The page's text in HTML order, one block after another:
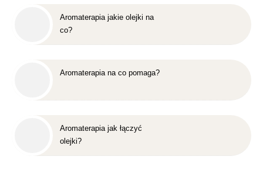
Aromaterapia jakie olejki na
co?
Aromaterapia na co pomaga?
Aromaterapia jak łączyć
olejki?